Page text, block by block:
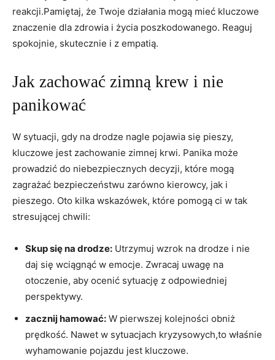
reakcji.Pamiętaj, że Twoje działania mogą mieć kluczowe
znaczenie dla zdrowia i życia poszkodowanego. Reaguj
spokojnie, skutecznie i z empatią.
Jak zachować zimną krew i nie
panikować
W sytuacji, gdy na drodze nagle pojawia się pieszy,
kluczowe jest zachowanie zimnej krwi. Panika może
prowadzić do niebezpiecznych decyzji, które mogą
zagrażać bezpieczeństwu zarówno kierowcy, jak i
pieszego. Oto kilka wskazówek, które pomogą ci w tak
stresującej chwili:
Skup się na drodze: Utrzymuj wzrok na drodze i nie
daj się wciągnąć w emocje. Zwracaj uwagę na
otoczenie, aby ocenić sytuację z odpowiedniej
perspektywy.
zacznij hamować: W pierwszej kolejności obniż
prędkość. Nawet w sytuacjach kryzysowych,to właśnie
wyhamowanie pojazdu jest kluczowe.